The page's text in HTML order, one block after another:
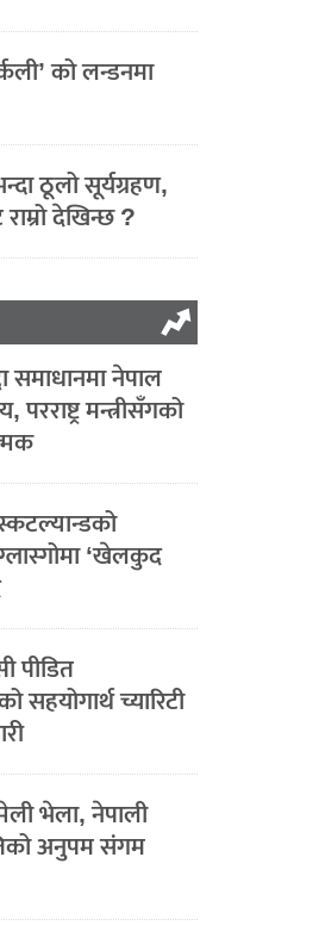
को लन्डनमा
ठूलो सूर्यग्रहण,
देखिन्छ ?
समाधानमा नेपाल
मन्त्रीसँगको
‘खेलकुद
पीडित
सहयोगार्थ च्यारिटी
भेला, नेपाली
अनुपम संगम